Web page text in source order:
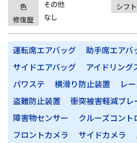
色
その他 シフト
修復歴
なし
運転席エアバッグ
助手席エアバ
サイドエアバッグ
アイドリング
パワステ
横滑り防止装置
レ
盗難防止装置
衝突被害軽減ブレ
障害物センサー
クルーズコント
フロントカメラ
サイドカメラ